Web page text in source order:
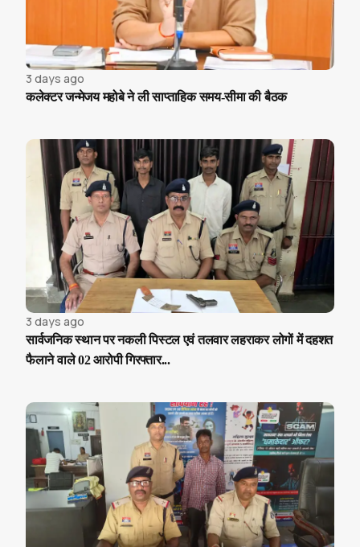
3 days ago
कलेक्टर जन्मेजय महोबे ने ली साप्ताहिक समय-सीमा की बैठक
3 days ago
सार्वजनिक स्थान पर नकली पिस्टल एवं तलवार लहराकर लोगों में दहशत
फैलाने वाले 02 आरोपी गिरफ्तार...